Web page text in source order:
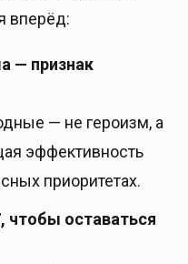
вперёд:
— признак
— не героизм, а
эффективность
приоритетах.
чтобы оставаться